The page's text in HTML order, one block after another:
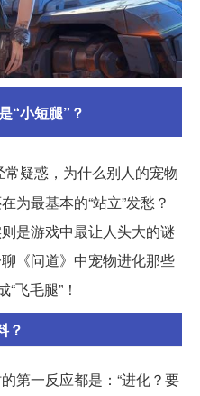
“小短腿”？
疑惑，为什么别人的宠物
为最基本的“站立”发愁？
是游戏中最让人头大的谜
《问道》中宠物进化那些
飞毛腿”！
？
第一反应都是：“进化？要